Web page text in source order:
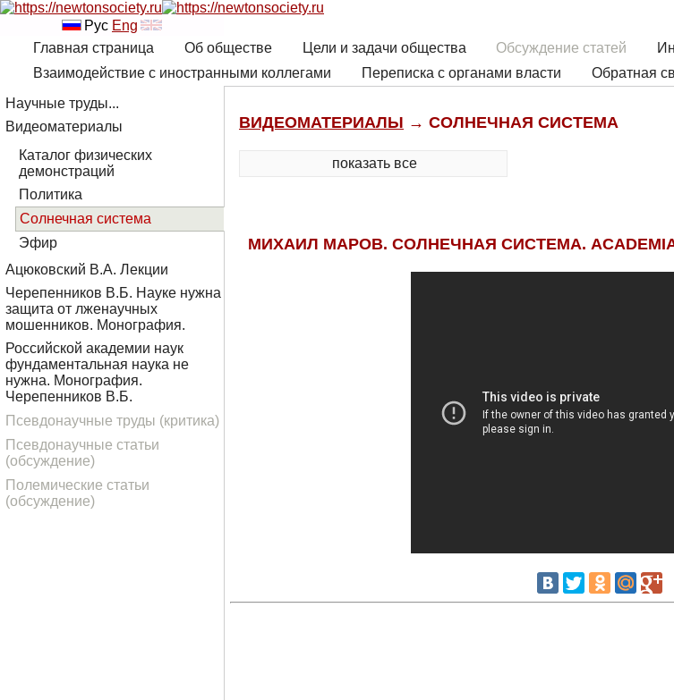
Рус Eng
Главная страница
Об обществе Цели и задачи общества Обсуждение статей
Взаимодействие с иностранными коллегами
Переписка с органами власти Обратная
ВИДЕОМАТЕРИАЛЫ → СОЛНЕЧНАЯ СИСТЕМА
показать все
МИХАИЛ МАРОВ. СОЛНЕЧНАЯ СИСТЕМА.
Научные труды...
Видеоматериалы
Каталог физических
демонстраций
Политика
Солнечная система
Эфир
Ацюковский В.А. Лекции
Черепенников В.Б. Науке нужна
защита от лженаучных
мошенников. Монография.
Российской академии наук
фундаментальная наука не
нужна. Монография.
Черепенников В.Б.
Псевдонаучные труды (критика)
Псевдонаучные статьи
(обсуждение)
Полемические статьи
(обсуждение)